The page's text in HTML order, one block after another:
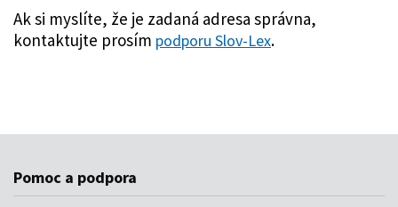
Pomoc a podpora